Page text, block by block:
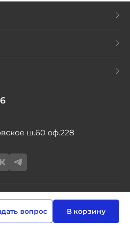
В корзину
вопрос
ш.60 оф.228
сайта
toDEV